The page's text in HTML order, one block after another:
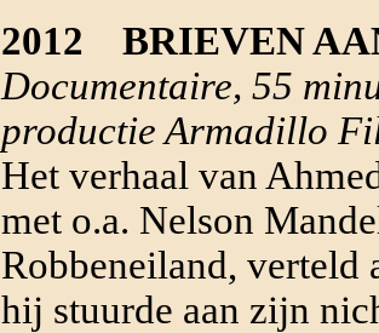
2012 BRIEVEN
Documentaire, 55
productie Armadillo
Het verhaal van
met o.a. Nelson
Robbeneiland, verteld
hij stuurde aan zijn